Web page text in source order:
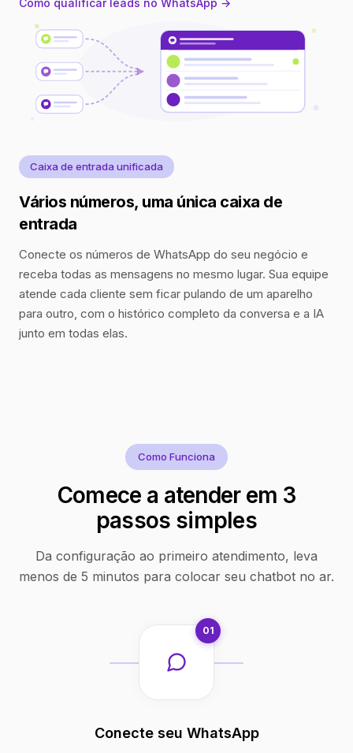
Como qualificar leads no WhatsApp →
Caixa de entrada unificada
Vários números, uma única caixa de
entrada
Conecte os números de WhatsApp do seu negócio e
receba todas as mensagens no mesmo lugar. Sua equipe
atende cada cliente sem ficar pulando de um aparelho
para outro, com o histórico completo da conversa e a IA
junto em todas elas.
Como Funciona
Comece a atender em 3
passos simples
Da configuração ao primeiro atendimento, leva
menos de 5 minutos para colocar seu chatbot no ar.
01
Conecte seu WhatsApp